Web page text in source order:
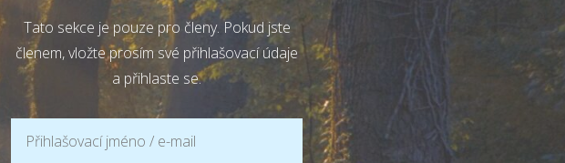
Tato sekce je pouze pro členy. Pokud jste
členem, vložte prosím své přihlašovací údaje
a přihlaste se.